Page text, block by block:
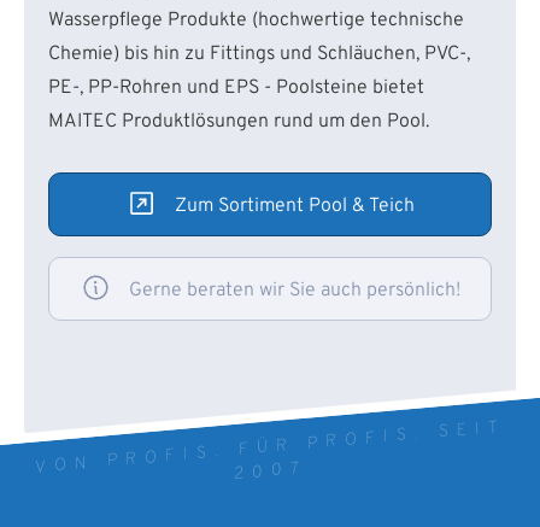
Wasserpflege Produkte (hochwertige technische
Chemie) bis hin zu Fittings und Schläuchen, PVC-,
PE-, PP-Rohren und EPS - Poolsteine bietet
MAITEC Produktlösungen rund um den Pool.
Zum Sortiment Pool & Teich
Gerne beraten wir Sie auch persönlich!
VON PROFIS. FÜR PROFIS. SEIT
2007